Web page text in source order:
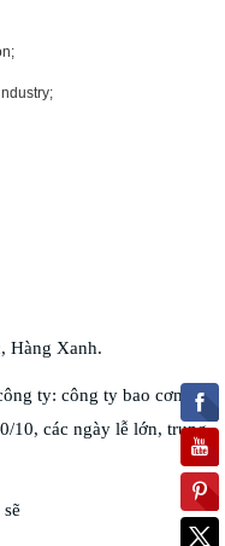
Hàng Xanh.
ty: công ty bao cơm,
10, các ngày lễ lớn, trung